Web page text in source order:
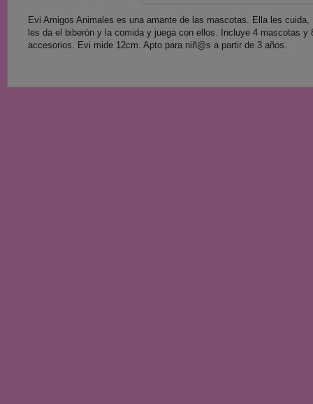
Evi Amigos Animales es una amante de las mascotas. Ella les cuida,
les da el biberón y la comida y juega con ellos. Incluye 4 mascotas y
accesorios. Evi mide 12cm. Apto para niñ@s a partir de 3 años.